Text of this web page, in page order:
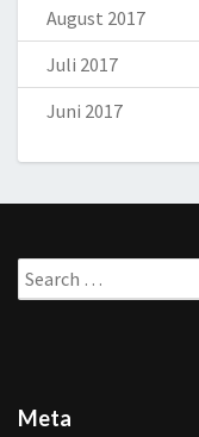
August 2017
Juli 2017
Juni 2017
Search
for:
Meta